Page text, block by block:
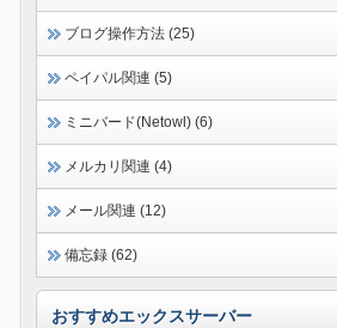
ブログ操作方法 (25)
ペイパル関連 (5)
ミニバード(Netowl) (6)
メルカリ関連 (4)
メール関連 (12)
備忘録 (62)
おすすめエックスサーバー